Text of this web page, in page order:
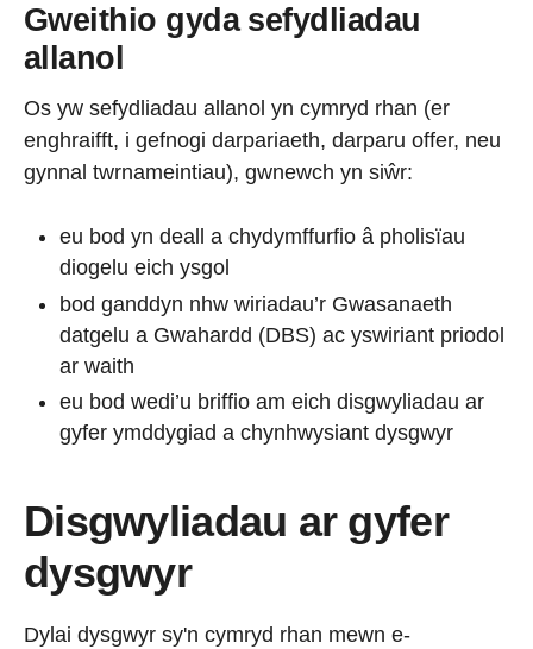
Gweithio gyda sefydliadau
allanol
Os yw sefydliadau allanol yn cymryd rhan (er
enghraifft, i gefnogi darpariaeth, darparu offer, neu
gynnal twrnameintiau), gwnewch yn siŵr:
eu bod yn deall a chydymffurfio â pholisïau
diogelu eich ysgol
bod ganddyn nhw wiriadau’r Gwasanaeth
datgelu a Gwahardd (DBS) ac yswiriant priodol
ar waith
eu bod wedi’u briffio am eich disgwyliadau ar
gyfer ymddygiad a chynhwysiant dysgwyr
Disgwyliadau ar gyfer
dysgwyr
Dylai dysgwyr sy'n cymryd rhan mewn e-